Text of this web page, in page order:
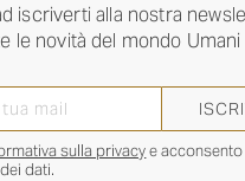
iscriverti alla nostra
le novità del mondo Umani
sulla privacye acconsento
dati.